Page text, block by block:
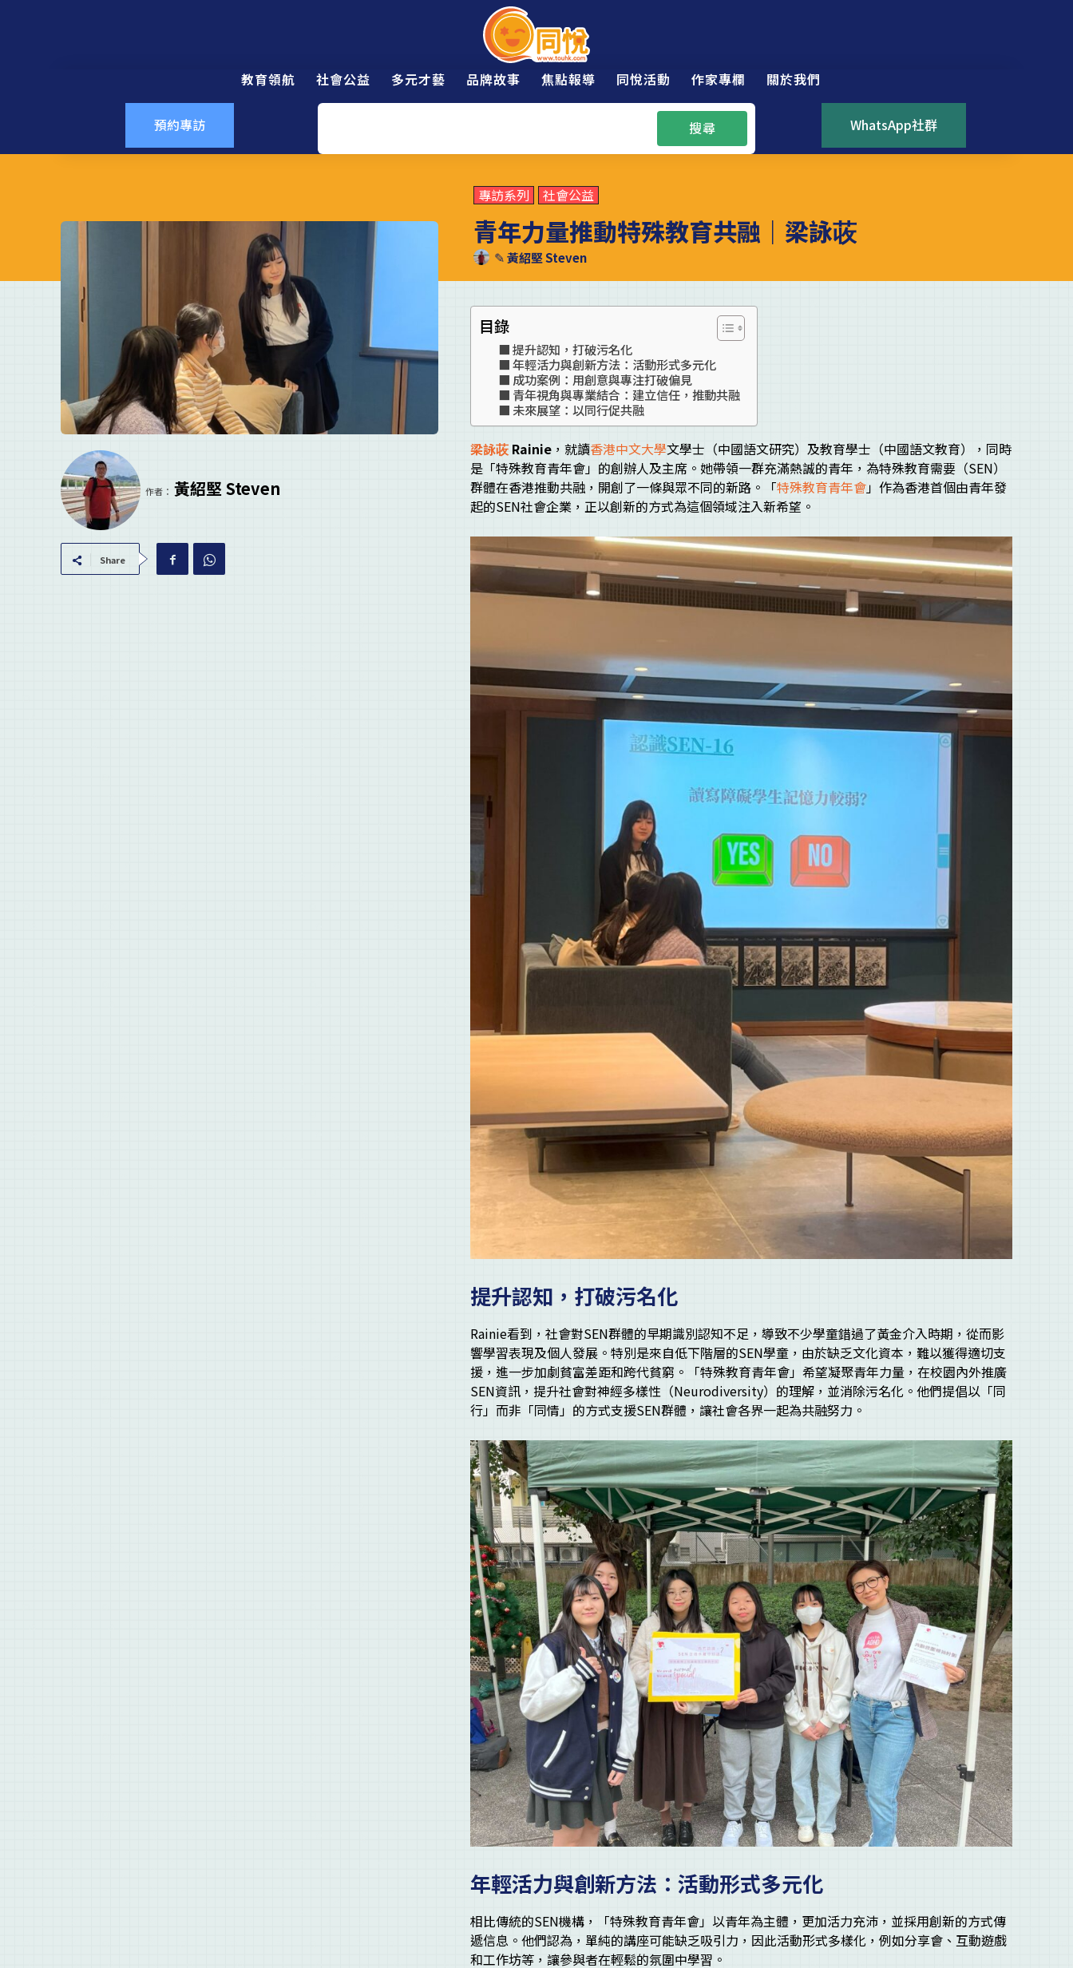
教育領航 社會公益 多元才藝 品牌故事 焦點報導 同悅活動 作家專欄 關於我們
預約專訪 搜尋 WhatsApp社群
專訪系列 社會公益
青年力量推動特殊教育共融｜梁詠荍
✎黃紹堅 Steven
作者： 黃紹堅 Steven
Share
目錄
提升認知，打破污名化
年輕活力與創新方法：活動形式多元化
成功案例：用創意與專注打破偏見
青年視角與專業結合：建立信任，推動共融
未來展望：以同行促共融
梁詠荍 Rainie ，就讀香港中文大學文學士（中國語文研究）及教育學士（中國語文教育），同時
是「特殊教育青年會」的創辦人及主席。她帶領一群充滿熱誠的青年，為特殊教育需要（SEN）
群體在香港推動共融，開創了一條與眾不同的新路。「特殊教育青年會」作為香港首個由青年發
起的SEN社會企業，正以創新的方式為這個領域注入新希望。
提升認知，打破污名化
Rainie看到，社會對SEN群體的早期識別認知不足，導致不少學童錯過了黃金介入時期，從而影
響學習表現及個人發展。特別是來自低下階層的SEN學童，由於缺乏文化資本，難以獲得適切支
援，進一步加劇貧富差距和跨代貧窮。「特殊教育青年會」希望凝聚青年力量，在校園內外推廣
SEN資訊，提升社會對神經多樣性（Neurodiversity）的理解，並消除污名化。他們提倡以「同
行」而非「同情」的方式支援SEN群體，讓社會各界一起為共融努力。
年輕活力與創新方法：活動形式多元化
相比傳統的SEN機構，「特殊教育青年會」以青年為主體，更加活力充沛，並採用創新的方式傳
遞信息。他們認為，單純的講座可能缺乏吸引力，因此活動形式多樣化，例如分享會、互動遊戲
和工作坊等，讓參與者在輕鬆的氛圍中學習。